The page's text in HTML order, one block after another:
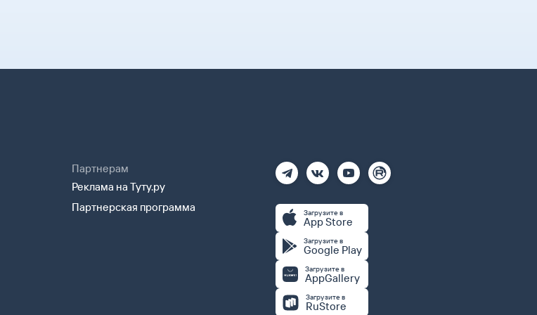
ним
Партнерам
Реклама на Туту.ру
Партнерская программа
Загрузите в
App Store
Загрузите в
Google Play
Загрузите в
AppGallery
Загрузите в
RuStore